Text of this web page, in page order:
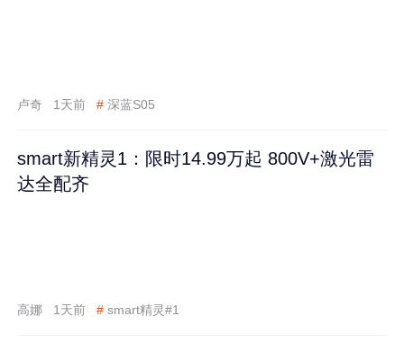
卢奇 1天前 # 深蓝S05
smart新精灵1：限时14.99万起 800V+激光雷
达全配齐
高娜 1天前 # smart精灵#1